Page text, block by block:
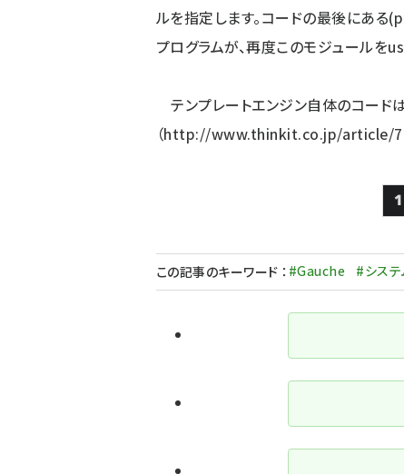
ルを指定します。コードの最後にあ
プログラムが、再度このモジュールを
テンプレートエンジン自体のコード
（http://www.thinkit.co.jp/article/
1
この記事のキーワード ： #Gauche #システ